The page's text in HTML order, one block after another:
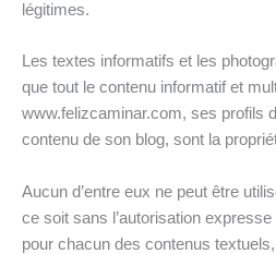
légitimes.
Les textes informatifs et les
que tout le contenu informatif et
www.felizcaminar.com, ses profils
contenu de son blog, sont la
Aucun d’entre eux ne peut être
ce soit sans l’autorisation
pour chacun des contenus